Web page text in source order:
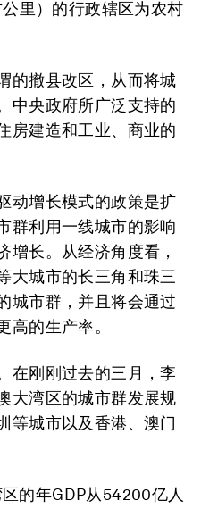
里）的行政辖区为农村
的撤县改区，从而将城
中央政府所广泛支持的
房建造和工业、商业的
动增长模式的政策是扩
群利用一线城市的影响
增长。从经济角度看，
大城市的长三角和珠三
城市群，并且将会通过
高的生产率。
在刚刚过去的三月，李
大湾区的城市群发展规
等城市以及香港、澳门
的年GDP从54200亿人